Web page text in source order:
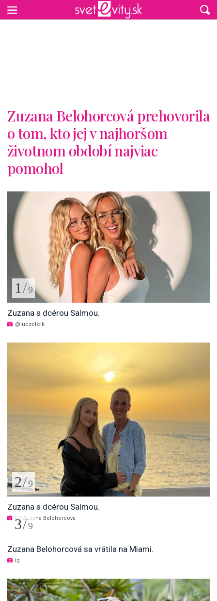
Zuzana Belohorcová prehovorila
o tom, kto jej v najhoršom
životnom období najviac
pomohol
1 /9
Zuzana s dcérou Salmou.
@luczofcik
2/9
Zuzana s dcérou Salmou.
IG/Zuzana Belohorcova
3/9
Zuzana Belohorcová sa vrátila na Miami.
ig